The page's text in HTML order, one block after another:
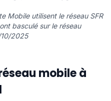
Mobile utilisent le réseau SFR
basculé sur le réseau
2025
mobile à